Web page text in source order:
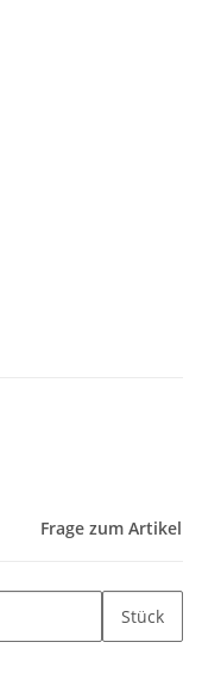
Frage zum Artikel
Stück